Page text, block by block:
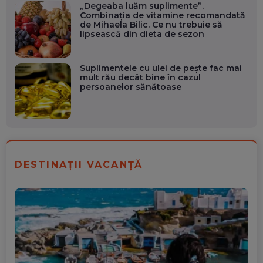
„Degeaba luăm suplimente”.
Combinația de vitamine recomandată
de Mihaela Bilic. Ce nu trebuie să
lipsească din dieta de sezon
Suplimentele cu ulei de pește fac mai
mult rău decât bine în cazul
persoanelor sănătoase
DESTINAȚII VACANȚĂ